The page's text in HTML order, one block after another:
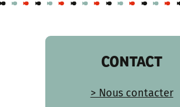
CONTACT
> Nous contacter